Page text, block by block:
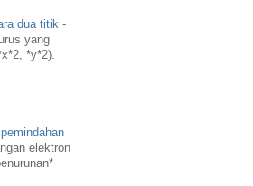
dua titik -
yang
*y*2).
elektron